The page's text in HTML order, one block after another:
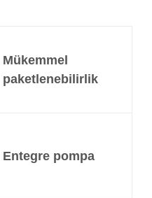
Mükemmel
paketlenebilirlik
Entegre pompa